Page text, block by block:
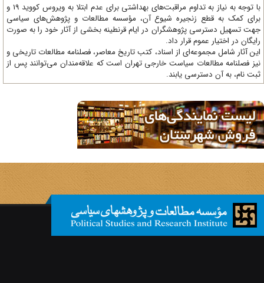
با توجه به نیاز به تداوم مراقبت‌های بهداشتی برای عدم ابتلا به ویروس کووید 19 و
کمک به قطع زنجیره شیوع آن، مؤسسه مطالعات و پژوهش‌های سیاسی
تسهیل دسترسی پژوهشگران در ایام قرنطینه بخشی از آثار خود را به صورت
در اختیار عموم قرار داد.
آثار شامل مجموعه‌ای از اسناد، کتب تاریخ معاصر، فصلنامه‌ مطالعات تاریخی و
فصلنامه مطالعات سیاست خارجی تهران است که علاقه‌مندان می‌توانند پس از
نام، به آن دسترسی یابند.